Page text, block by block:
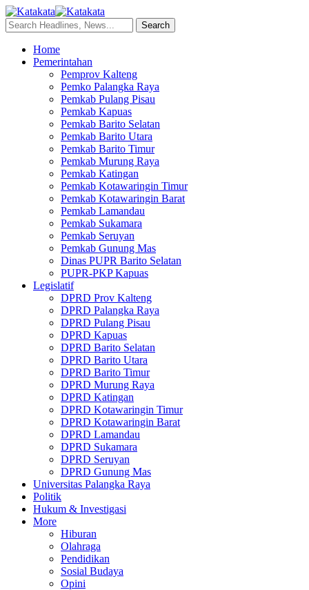
Home
Pemerintahan
Pemprov Kalteng
Pemko Palangka Raya
Pemkab Pulang Pisau
Pemkab Kapuas
Pemkab Barito Selatan
Pemkab Barito Utara
Pemkab Barito Timur
Pemkab Murung Raya
Pemkab Katingan
Pemkab Kotawaringin Timur
Pemkab Kotawaringin Barat
Pemkab Lamandau
Pemkab Sukamara
Pemkab Seruyan
Pemkab Gunung Mas
Dinas PUPR Barito Selatan
PUPR-PKP Kapuas
Legislatif
DPRD Prov Kalteng
DPRD Palangka Raya
DPRD Pulang Pisau
DPRD Kapuas
DPRD Barito Selatan
DPRD Barito Utara
DPRD Barito Timur
DPRD Murung Raya
DPRD Katingan
DPRD Kotawaringin Timur
DPRD Kotawaringin Barat
DPRD Lamandau
DPRD Sukamara
DPRD Seruyan
DPRD Gunung Mas
Universitas Palangka Raya
Politik
Hukum & Investigasi
More
Hiburan
Olahraga
Pendidikan
Sosial Budaya
Opini